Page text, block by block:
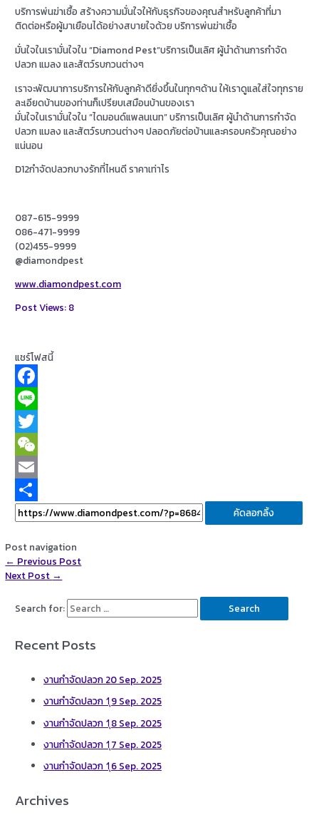
บริการพ่นฆ่าเชื้อ สร้างความมั่นใจให้กับธุรกิจของคุณสำหรับลูกค้าที่มา
ติดต่อหรือผู้มาเยือนได้อย่างสบายใจด้วย บริการพ่นฆ่าเชื้อ
มั่นใจในเรามั่นใจใน “Diamond Pest”บริการเป็นเลิศ ผู้นำด้านการกำจัด
ปลวก แมลง และสัตว์รบกวนต่างๆ
เราจะพัฒนาการบริการให้กับลูกค้าดียิ่งขึ้นในทุกๆด้าน ให้เราดูแลใส่ใจทุกราย
ละเอียดบ้านของท่านก็เปรียบเสมือนบ้านของเรา
มั่นใจในเรามั่นใจใน “ไดมอนด์แพลนเนท” บริการเป็นเลิศ ผู้นำด้านการกำจัด
ปลวก แมลง และสัตว์รบกวนต่างๆ ปลอดภัยต่อบ้านและครอบครัวคุณอย่าง
แน่นอน
D12กำจัดปลวกบางรักที่ไหนดี ราคาเท่าไร
087-615-9999
086-471-9999
(02)455-9999
@diamondpest
www.diamondpest.com
Post Views: 8
แชร์โฟสนี้
Facebook
Line
Twitter
WeChat
Email
Share
คัดลอกลิ้ง
Post navigation
← Previous Post
Next Post →
Search for:
Recent Posts
งานกำจัดปลวก 20 Sep. 2025
งานกำจัดปลวก 1ุ9 Sep. 2025
งานกำจัดปลวก 1ุ8 Sep. 2025
งานกำจัดปลวก 1ุ7 Sep. 2025
งานกำจัดปลวก 1ุ6 Sep. 2025
Archives